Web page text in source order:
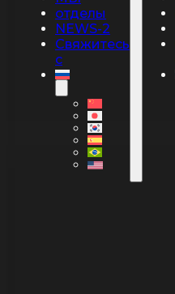
отделы
NEWS-2
Свяжитесь
с